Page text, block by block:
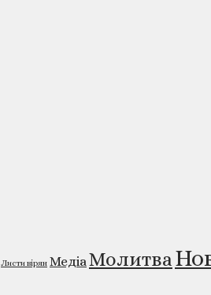
Листи вірян МедіаМолитва